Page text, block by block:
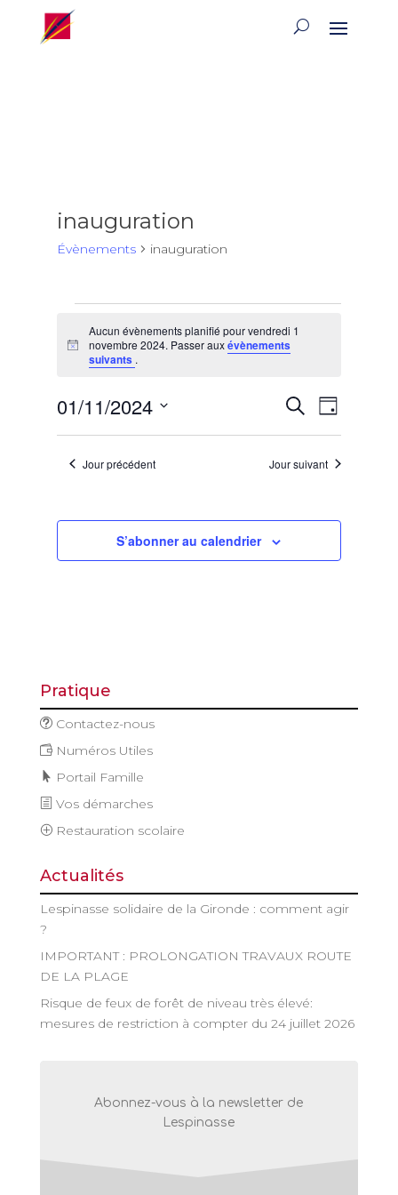
inauguration
Évènements inauguration
for
vendredi
novembre
2024
Notice
Aucun évènements planifié pour vendredi 1
novembre 2024. Passer auxévènements
suivants .
de
Recherche
de
vues
Jour
01/11/2024
date.Jour précédent Jour suivant
S’abonner au calendrier
Pratique
Contactez-nous
Numéros Utiles
Portail Famille
Vos démarches
Restauration scolaire
Actualités
Lespinasse solidaire de la Gironde : comment agir
?
IMPORTANT : PROLONGATION TRAVAUX ROUTE
DE LA PLAGE
Risque de feux de forêt de niveau très élevé:
mesures de restriction à compter du 24 juillet 2026
Abonnez-vous à la newsletter de
Lespinasse